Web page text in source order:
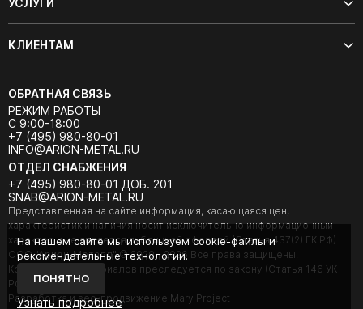
УСЛУГИ
КЛИЕНТАМ
ОБРАТНАЯ СВЯЗЬ
РЕЖИМ РАБОТЫ
С 9:00-18:00
+7 (495) 980-80-01
INFO@ARION-METAL.RU
ОТДЕЛ СНАБЖЕНИЯ
+7 (495) 980-80-01 ДОБ. 201
SNAB@ARION-METAL.RU
Представленная на сайте информация, касающаяся цен,
характеристик и наличия носит исключительно информационный
характер и не является публичной офертой (Статья 437(2) ГК РФ).
ООО "Арион-Металл" © 2020 - 2026 Все права защищены.
Копирование материалов преследуется по закону (Статья 146 УК
РФ).
Разработка и seo-продвижение Mary Project
На нашем сайте мы используем cookie-файлы и
рекомендательные технологии.
ПОНЯТНО
Узнать подробнее